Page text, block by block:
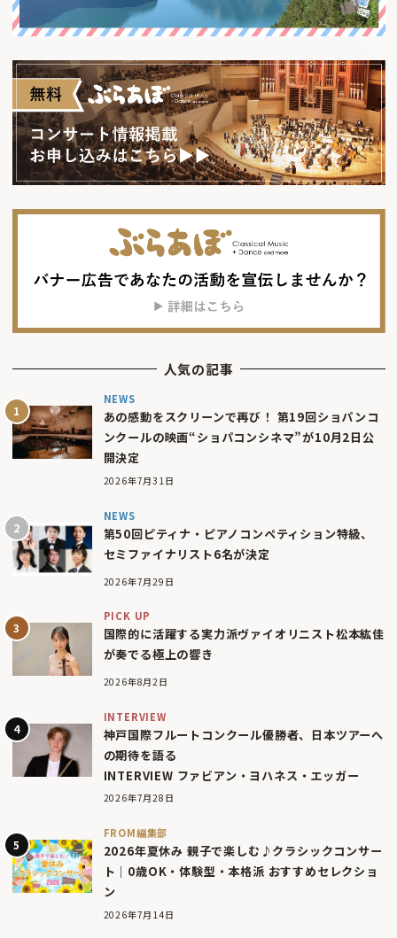
人気の記事
NEWS
あの感動をスクリーンで再び！ 第19回ショパンコ
ンクールの映画“ショパコンシネマ”が10月2日公
開決定
2026年7月31日
NEWS
第50回ピティナ・ピアノコンペティション特級、
セミファイナリスト6名が決定
2026年7月29日
PICK UP
国際的に活躍する実力派ヴァイオリニスト松本紘佳
が奏でる極上の響き
2026年8月2日
INTERVIEW
神戸国際フルートコンクール優勝者、日本ツアーへ
の期待を語る
INTERVIEW ファビアン・ヨハネス・エッガー
2026年7月28日
FROM編集部
2026年夏休み 親子で楽しむ♪クラシックコンサー
ト｜0歳OK・体験型・本格派 おすすめセレクショ
ン
2026年7月14日